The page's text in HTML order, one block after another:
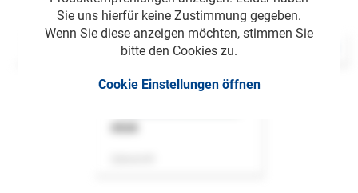
Sie uns hierfür keine Zustimmung gegeben.
Wenn Sie diese anzeigen möchten, stimmen Sie
bitte den Cookies zu.
Cookie Einstellungen öffnen